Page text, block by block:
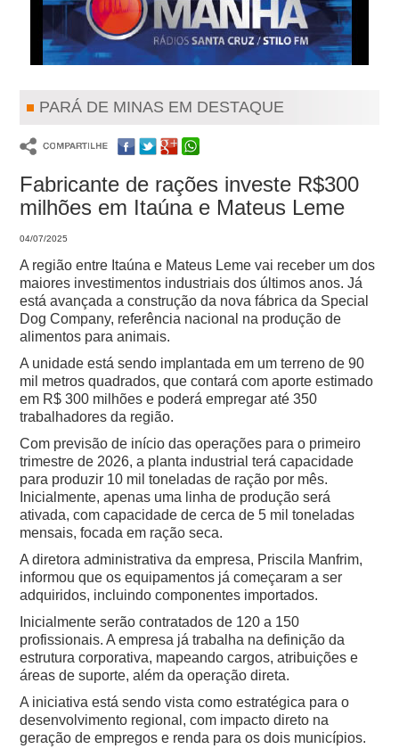
PARÁ DE MINAS EM DESTAQUE
Fabricante de rações investe R$300
milhões em Itaúna e Mateus Leme
04/07/2025
A região entre Itaúna e Mateus Leme vai receber um dos
maiores investimentos industriais dos últimos anos. Já
está avançada a construção da nova fábrica da Special
Dog Company, referência nacional na produção de
alimentos para animais.
A unidade está sendo implantada em um terreno de 90
mil metros quadrados, que contará com aporte estimado
em R$ 300 milhões e poderá empregar até 350
trabalhadores da região.
Com previsão de início das operações para o primeiro
trimestre de 2026, a planta industrial terá capacidade
para produzir 10 mil toneladas de ração por mês.
Inicialmente, apenas uma linha de produção será
ativada, com capacidade de cerca de 5 mil toneladas
mensais, focada em ração seca.
A diretora administrativa da empresa, Priscila Manfrim,
informou que os equipamentos já começaram a ser
adquiridos, incluindo componentes importados.
Inicialmente serão contratados de 120 a 150
profissionais. A empresa já trabalha na definição da
estrutura corporativa, mapeando cargos, atribuições e
áreas de suporte, além da operação direta.
A iniciativa está sendo vista como estratégica para o
desenvolvimento regional, com impacto direto na
geração de empregos e renda para os dois municípios.